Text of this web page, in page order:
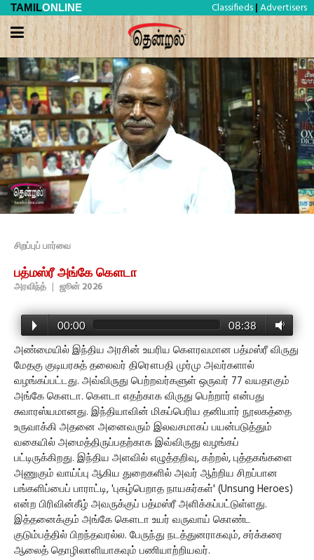
TAMILONLINE Classifieds | Advertisers
சிறப்புப் பார்வை
பத்மஸ்ரீ அங்கே கௌடா
அரவிந்த் | ஜூன் 2026
00:00 08:38
அண்மையில் இந்திய அரசின் உயரிய கௌரவமான பத்மஸ்ரீ விருது
மேதகு குடியரசுத் தலைவர் திரௌபதி முர்மு அவர்களால்
வழங்கப்பட்டது. அவ்விருது பெற்றவர்களுள் ஒருவர் 77 வயதாகும்
அங்கே கௌடா. கௌடா எதற்காக விருது பெற்றார் என்பது
சுவாரஸ்யமானது. இந்தியாவின் மிகப்பெரிய தனியார் நூலகத்தை
உருவாக்கி அதனை அனைவரும் இலவசமாகப் பயன்படுத்தும்
வகையில் அமைத்திருப்பதற்காக இவ்விருது வழங்கப்
பட்டிருக்கிறது. இந்திய அளவில் எழுத்தறிவு, கற்றல், புத்தகங்களை
அணுகும் வாய்ப்பு ஆகிய துறைகளில் அவர் ஆற்றிய சிறப்பான
பங்களிப்பைப் பாராட்டி, 'புகழ்பெறாத நாயகர்கள்' (Unsung Heroes)
என்ற பிரிவின்கீழ் அவருக்குப் பத்மஸ்ரீ அளிக்கப்பட்டுள்ளது.
இத்தனைக்கும் அங்கே கௌடா உயர் வருவாய் கொண்ட
குடும்பத்தில் பிறந்தவரல்ல. பேருந்து நடத்துனராகவும், சர்க்கரை
ஆலைத் தொழிலாளியாகவும் பணியாற்றியவர்.